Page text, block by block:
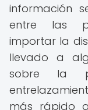
información
entre las
importar la
llevado a
sobre la
más rápido